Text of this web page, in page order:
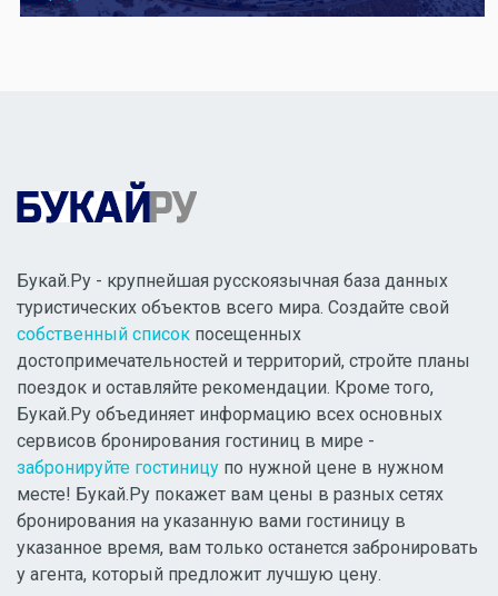
Букай.Ру - крупнейшая русскоязычная база данных
туристических объектов всего мира. Создайте свой
собственный список посещенных
достопримечательностей и территорий, стройте планы
поездок и оставляйте рекомендации. Кроме того,
Букай.Ру объединяет информацию всех основных
сервисов бронирования гостиниц в мире -
забронируйте гостиницу по нужной цене в нужном
месте! Букай.Ру покажет вам цены в разных сетях
бронирования на указанную вами гостиницу в
указанное время, вам только останется забронировать
у агента, который предложит лучшую цену.